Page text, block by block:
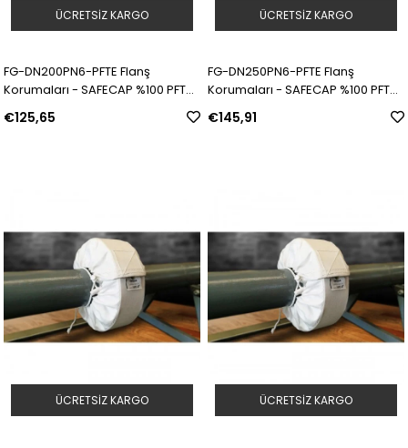
FG-DN200PN6-PFTE Flanş
Korumaları - SAFECAP %100 PFTE |
Model: 311565 | SKU: Y5090042
€125,65
ÜCRETSIZ KARGO
FG-DN250PN6-PFTE Flanş
Korumaları - SAFECAP %100 PFTE |
Model: 311566 | SKU: Y5090043
€145,91
ÜCRETSIZ KARGO
ÜCRETSIZ KARGO ÜCRETSIZ KARGO